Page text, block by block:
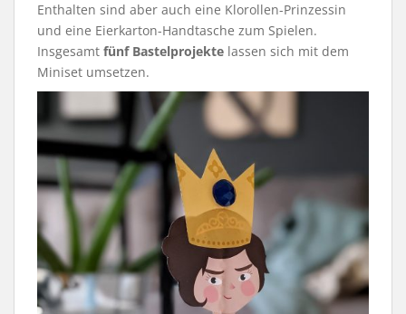
Enthalten sind aber auch eine Klorollen-Prinzessin
und eine Eierkarton-Handtasche zum Spielen.
Insgesamt fünf Bastelprojekte lassen sich mit dem
Miniset umsetzen.